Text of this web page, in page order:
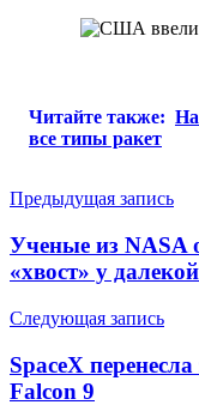
Читайте также: На
все типы ракет
Навигация
по
записям
Предыдущая запись
Ученые из NASA
«хвост» у
Следующая запись
SpaceX
Falcon 9